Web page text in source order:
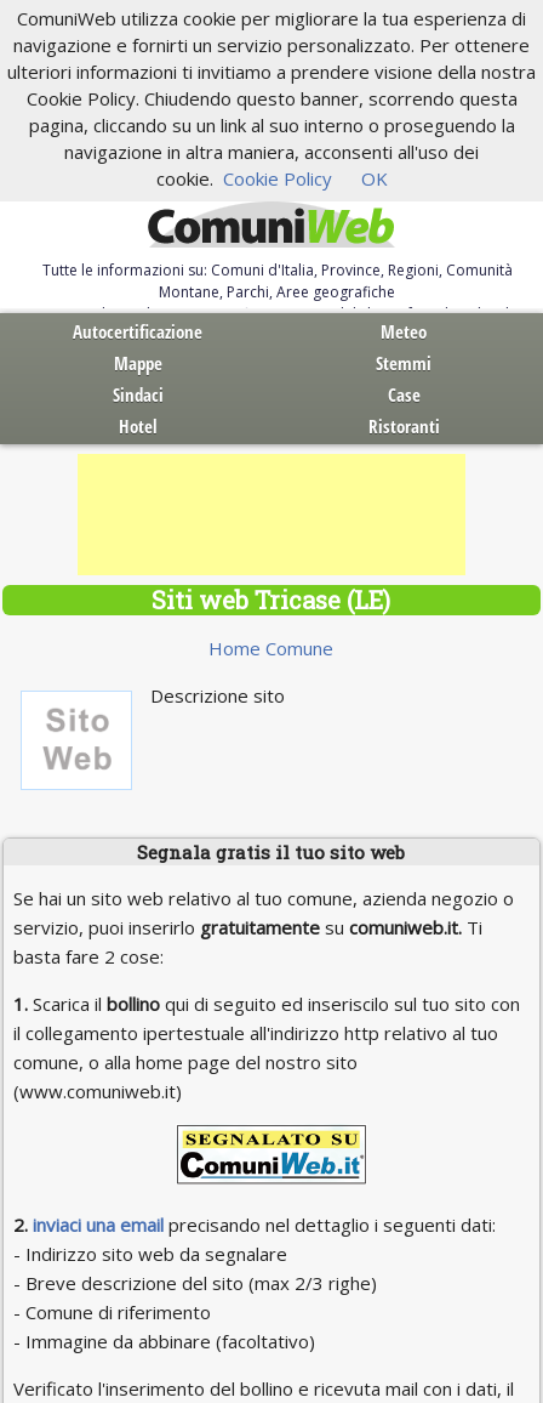
ComuniWeb utilizza cookie per migliorare la tua esperienza di
navigazione e fornirti un servizio personalizzato. Per ottenere
ulteriori informazioni ti invitiamo a prendere visione della nostra
Cookie Policy. Chiudendo questo banner, scorrendo questa
pagina, cliccando su un link al suo interno o proseguendo la
navigazione in altra maniera, acconsenti all'uso dei
cookie. Cookie Policy OK
Tutte le informazioni su: Comuni d'Italia, Province, Regioni, Comunità
Montane, Parchi, Aree geografiche
Servizi al Cittadino. Autocertificazione, moduli, leggi, free download
Autocertificazione
Meteo
Mappe
Stemmi
Sindaci
Case
Hotel
Ristoranti
Siti web Tricase (LE)
Home Comune
Descrizione sito
Segnala gratis il tuo sito web
Se hai un sito web relativo al tuo comune, azienda negozio o
servizio, puoi inserirlo gratuitamentesu comuniweb.it.Ti
basta fare 2 cose:
1.Scarica il bollinoqui di seguito ed inseriscilo sul tuo sito con
il collegamento ipertestuale all'indirizzo http relativo al tuo
comune, o alla home page del nostro sito
(www.comuniweb.it)
2. inviaci una emailprecisando nel dettaglio i seguenti dati:
- Indirizzo sito web da segnalare
- Breve descrizione del sito (max 2/3 righe)
- Comune di riferimento
- Immagine da abbinare (facoltativo)
Verificato l'inserimento del bollino e ricevuta mail con i dati, il